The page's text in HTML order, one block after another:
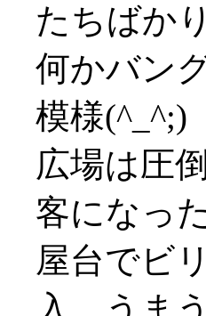
たちばか
何かバン
模様(^_^;)
広場は圧
客になっ
屋台でビ